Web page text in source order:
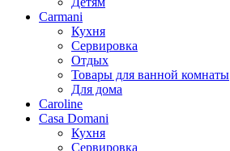
Carmani
Кухня
Сервировка
Отдых
Товары для ванной комнаты
Для дома
Caroline
Casa Domani
Кухня
Сервировка